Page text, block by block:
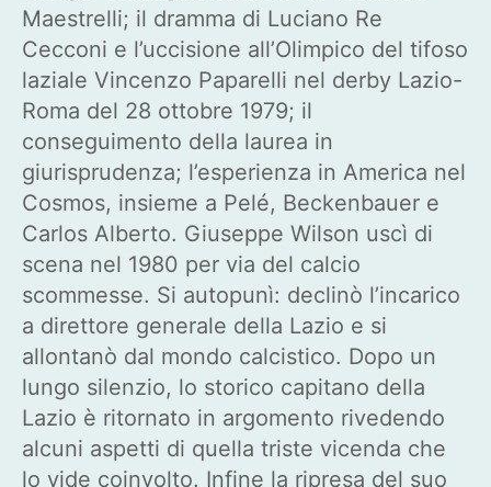
Maestrelli; il dramma di Luciano Re
Cecconi e l’uccisione all’Olimpico del tifoso
laziale Vincenzo Paparelli nel derby Lazio-
Roma del 28 ottobre 1979; il
conseguimento della laurea in
giurisprudenza; l’esperienza in America nel
Cosmos, insieme a Pelé, Beckenbauer e
Carlos Alberto. Giuseppe Wilson uscì di
scena nel 1980 per via del calcio
scommesse. Si autopunì: declinò l’incarico
a direttore generale della Lazio e si
allontanò dal mondo calcistico. Dopo un
lungo silenzio, lo storico capitano della
Lazio è ritornato in argomento rivedendo
alcuni aspetti di quella triste vicenda che
lo vide coinvolto. Infine la ripresa del suo